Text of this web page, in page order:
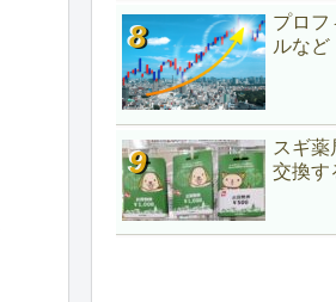
プロフ
ルなど
スギ薬
交換す